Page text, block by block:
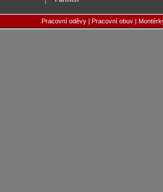
Pracovní oděvy | Pracovní obuv |